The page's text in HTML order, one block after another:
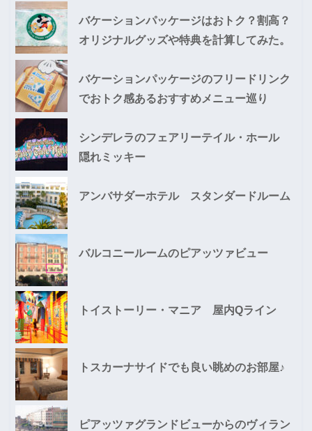
バケーションパッケージはおトク？割高？
オリジナルグッズや特典を計算してみた。
バケーションパッケージのフリードリンク
でおトク感あるおすすめメニュー巡り
シンデレラのフェアリーテイル・ホール
隠れミッキー
アンバサダーホテル スタンダードルーム
バルコニールームのピアッツァビュー
トイストーリー・マニア 屋内Qライン
トスカーナサイドでも良い眺めのお部屋♪
ピアッツァグランドビューからのヴィラン